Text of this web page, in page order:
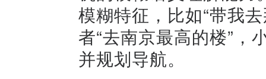
模糊特征，比如“带我
者“去南京最高的楼”，
并规划导航。